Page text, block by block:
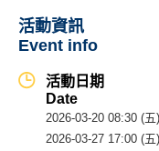
活動資訊
Event info
活動日期
Date
2026-03-20 08:30 (五
2026-03-27 17:00 (五)